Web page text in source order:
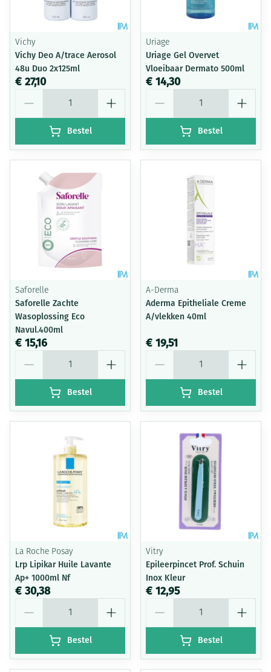
Vichy
Vichy Deo A/trace Aerosol
48u Duo 2x125ml
€ 27,10
Bestel
Uriage
Uriage Gel Overvet
Vloeibaar Dermato 500ml
€ 14,30
Bestel
Saforelle
Saforelle Zachte
Wasoplossing Eco
Navul.400ml
€ 15,16
Bestel
A-Derma
Aderma Epitheliale Creme
A/vlekken 40ml
€ 19,51
Bestel
La Roche Posay
Lrp Lipikar Huile Lavante
Ap+ 1000ml Nf
€ 30,38
Bestel
Vitry
Epileerpincet Prof. Schuin
Inox Kleur
€ 12,95
Bestel